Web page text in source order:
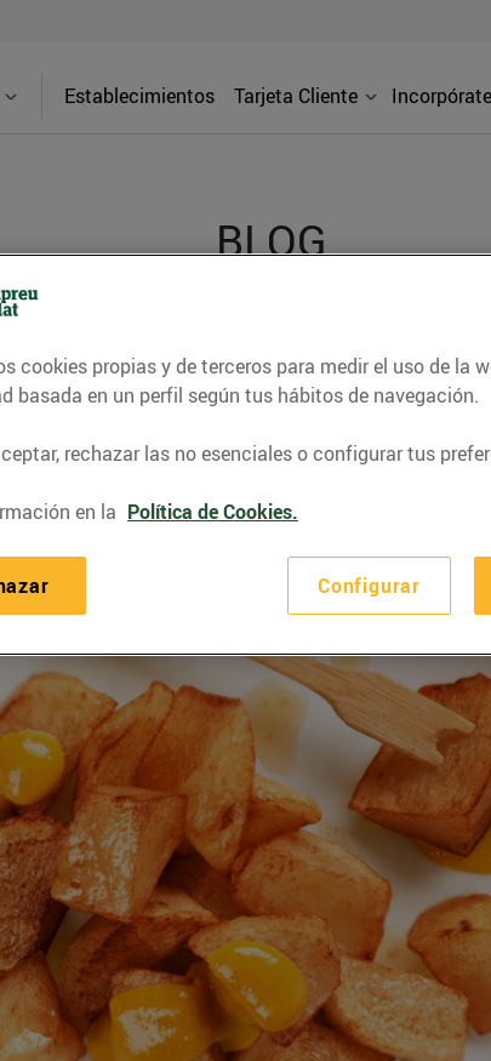
Establecimientos Tarjeta Cliente Incorpórate
BLOG
recetas, consejos nutricionales,
gastronomía de nuestro territorio y muchos
cookies propias y de terceros para medir el uso de la
basada en un perfil según tus hábitos de navegación.
rechazar las no esenciales o configurar tus
en la Política de Cookies.
Configurar